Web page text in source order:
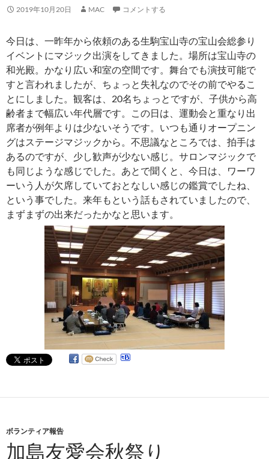
2019年10月20日 MAC コメントする
今日は、一昨年から依頼のある生駒宝山寺の宝山会総参り
イベントにマジック出演をしてきました。場所は宝山寺の
和光殿。かなり広い和室の空間です。舞台でも演技可能で
すと言われましたが、ちょっと失礼なのでその前でやるこ
とにしました。観客は、20名ちょっとですが、子供から高
齢者まで幅広い年代層です。この日は、運動会と重なり出
席者が例年よりは少ないそうです。いつも通りオープニン
グはステージマジックから。不思議なところでは、拍手は
あるのですが、少し歓声が少ない感じ。サロンマジックで
も同じような感じでした。あとで聞くと、今日は、ワーワ
ーいう人が欠席していておとなしい感じの鑑賞でしたね、
という事でした。来年もという話もされていましたので、
まずまずの出来だったかなと思います。
ボランティア報告
加島友愛会秋祭り